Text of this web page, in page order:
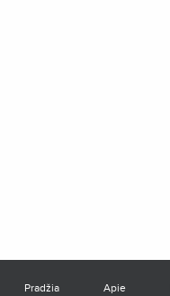
Pradžia Apie